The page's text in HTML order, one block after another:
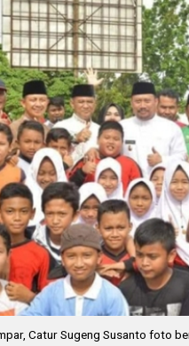
Catur Sugeng Susanto foto